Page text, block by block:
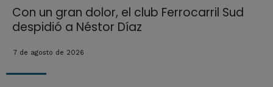
Con un gran dolor, el club Ferrocarril Sud
despidió a Néstor Díaz
7 de agosto de 2026